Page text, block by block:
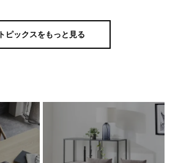
トピックスをもっと見る